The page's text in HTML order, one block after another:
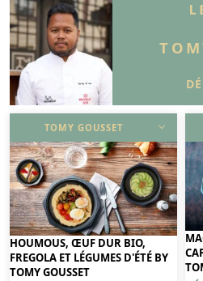
TOMY GOUSSET
DÉCOUVRIR
HOUMOUS, ŒUF DUR BIO,
FREGOLA ET LÉGUMES D'ÉTÉ BY
TOMY GOUSSET